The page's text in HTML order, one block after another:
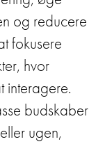
og reducere
fokusere
hvor
interagere.
budskaber
ugen,